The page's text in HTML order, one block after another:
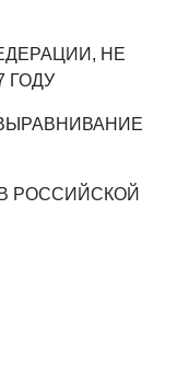
НЕ
ГОДУ
РОССИЙСКОЙ